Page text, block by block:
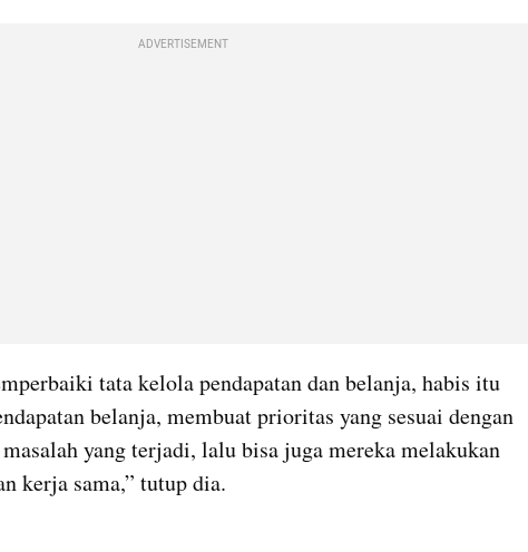
ADVERTISEMENT
tata kelola pendapatan dan belanja, habis itu
belanja, membuat prioritas yang sesuai dengan
yang terjadi, lalu bisa juga mereka melakukan
kerja sama,” tutup dia.